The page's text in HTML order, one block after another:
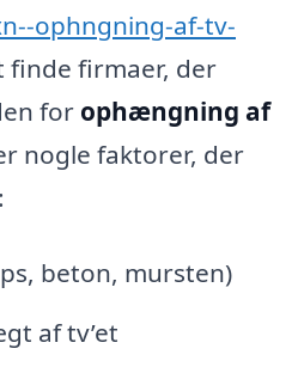
ophngning-af-tv-
finde firmaer, der
for ophængning af
nogle faktorer, der
beton, mursten)
af tv’et